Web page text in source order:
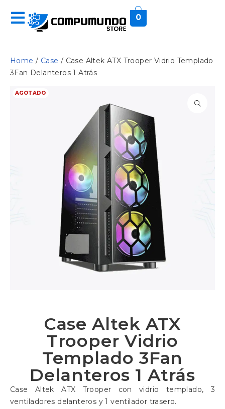
0
Home / Case / Case Altek ATX Trooper Vidrio Templado
3Fan Delanteros 1 Atrás
AGOTADO
Case Altek ATX
Trooper Vidrio
Templado 3Fan
Delanteros 1 Atrás
Case Altek ATX Trooper con vidrio templado, 3
ventiladores delanteros y 1 ventilador trasero.